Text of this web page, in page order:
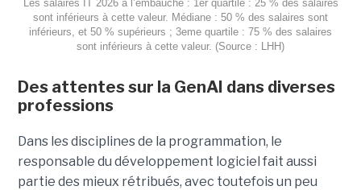
Les salaires IT 2026 à l’embauche : 1er quartile : 25 % des salaires
sont inférieurs à cette valeur. Médiane : 50 % des salaires sont
inférieurs, et 50 % supérieurs ; 3eme quartile : 75 % des salaires
sont inférieurs à cette valeur. (Source : LHH)
Des attentes sur la GenAI dans diverses
professions
Dans les disciplines de la programmation, le
responsable du développement logiciel fait aussi
partie des mieux rétribués, avec toutefois un peu